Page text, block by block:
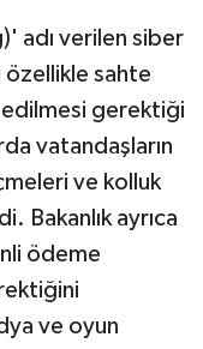
adı verilen siber
özellikle sahte
gerektiği
vatandaşların
ve kolluk
Bakanlık ayrıca
ödeme
ve oyun